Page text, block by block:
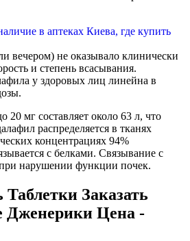
вечером) не оказывало клинически
и степень всасывания.
у здоровых лиц линейна в
20 мг составляет около 63 л, что
распределяется в тканях
концентрациях 94%
с белками. Связывание с
нарушении функции почек.
Заказать
Дженерики Цена -